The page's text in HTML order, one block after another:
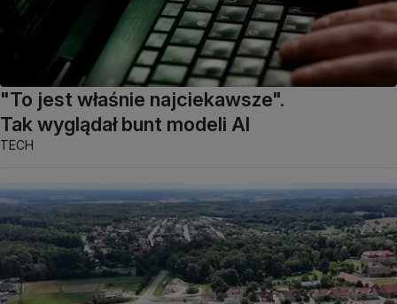
"To jest właśnie najciekawsze".
Tak wyglądał bunt modeli AI
TECH